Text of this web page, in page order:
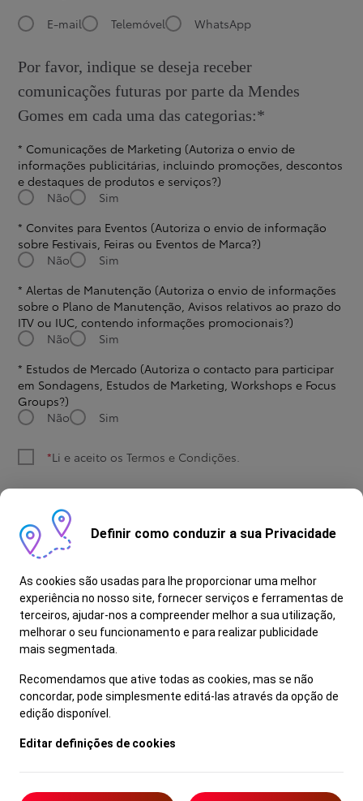
E-mail Telemóvel WhatsApp
Por favor, indique se deseja receber
comunicações futuras por parte da Mendes
Gomes em cada uma das categorias:*
* Comunicações de Marketing (Autoriza o envio de
informações publicitárias, incluindo promoções, descontos
e destaques de produtos e serviços?)
Não
Sim
* Convites para Eventos (Autoriza o envio de informação
sobre Festivais, Feiras ou Eventos de Marca?)
Não
Sim
* Alertas de Manutenção (Autoriza o envio de informações
sobre o Plano de Manutenção, Avisos relativos ao prazo do
ITV ou IUC, contendo informações promocionais?)
Não
Sim
* Estudos de Mercado (Autoriza o contacto para participar
em Sondagens, Estudos de Marketing, Workshops e Focus
Groups?)
Não
Sim
Li e aceito osTermos e Condições
Fazer Marcação
Termos e Condições
Política de Privacidade
Livro de Reclamações
Resolução Alternativa de Litígios
Definir como conduzir a sua Privacidade
As cookies são usadas para lhe proporcionar uma melhor
experiência no nosso site, fornecer serviços e ferramentas de
terceiros, ajudar-nos a compreender melhor a sua utilização,
melhorar o seu funcionamento e para realizar publicidade
mais segmentada.
Recomendamos que ative todas as cookies, mas se não
concordar, pode simplesmente editá-las através da opção de
edição disponível.
Editar definições de cookies